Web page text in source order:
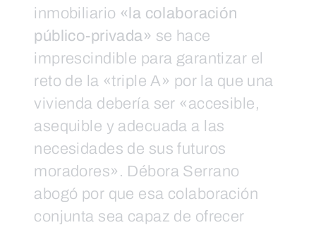
inmobiliario «la colaboración
público-privada» se hace
imprescindible para garantizar el
reto de la «triple A» por la que una
vivienda debería ser «accesible,
asequible y adecuada a las
necesidades de sus futuros
moradores». Débora Serrano
abogó por que esa colaboración
conjunta sea capaz de ofrecer